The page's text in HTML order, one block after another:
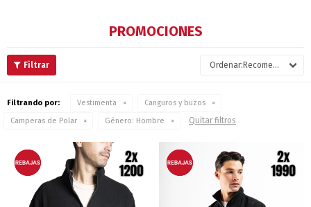
PROMOCIONES
Recomendados
Filtrando por: Vestimenta
Canguros y buzos
Camperas de Polar
Género: Hombre Quitar filtros